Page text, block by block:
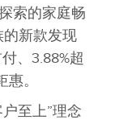
索的家庭畅
新款发现
、3.88%超
。
至上”理念